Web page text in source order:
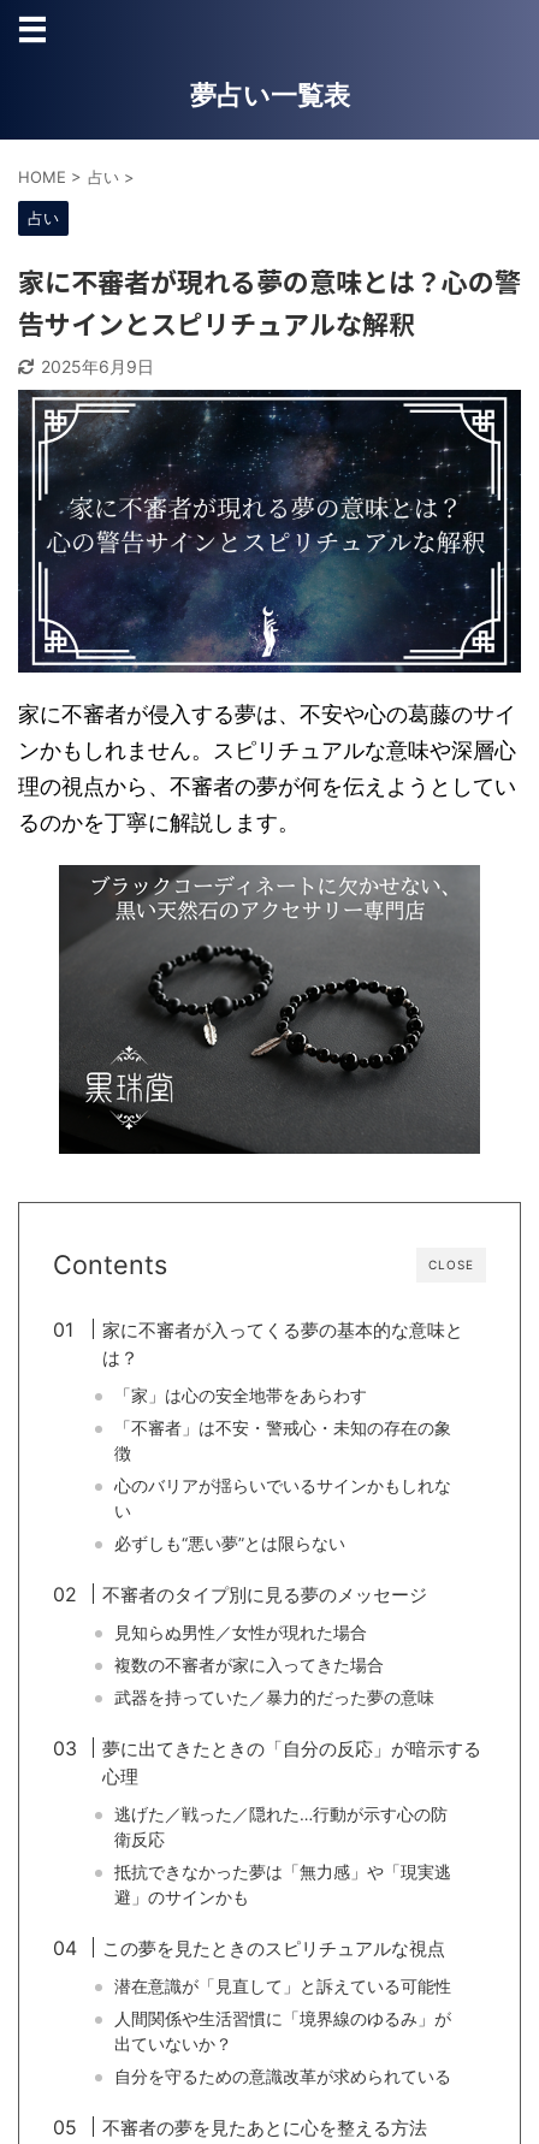
夢占い一覧表
HOME > 占い >
占い
家に不審者が現れる夢の意味とは？心の警
告サインとスピリチュアルな解釈
2025年6月9日
家に不審者が侵入する夢は、不安や心の葛藤のサイ
ンかもしれません。スピリチュアルな意味や深層心
理の視点から、不審者の夢が何を伝えようとしてい
るのかを丁寧に解説します。
CLOSE
Contents
家に不審者が入ってくる夢の基本的な意味と
は？
「家」は心の安全地帯をあらわす
「不審者」は不安・警戒心・未知の存在の象
徴
心のバリアが揺らいでいるサインかもしれな
い
必ずしも“悪い夢”とは限らない
不審者のタイプ別に見る夢のメッセージ
見知らぬ男性／女性が現れた場合
複数の不審者が家に入ってきた場合
武器を持っていた／暴力的だった夢の意味
夢に出てきたときの「自分の反応」が暗示する
心理
逃げた／戦った／隠れた…行動が示す心の防
衛反応
抵抗できなかった夢は「無力感」や「現実逃
避」のサインかも
この夢を見たときのスピリチュアルな視点
潜在意識が「見直して」と訴えている可能性
人間関係や生活習慣に「境界線のゆるみ」が
出ていないか？
自分を守るための意識改革が求められている
不審者の夢を見たあとに心を整える方法